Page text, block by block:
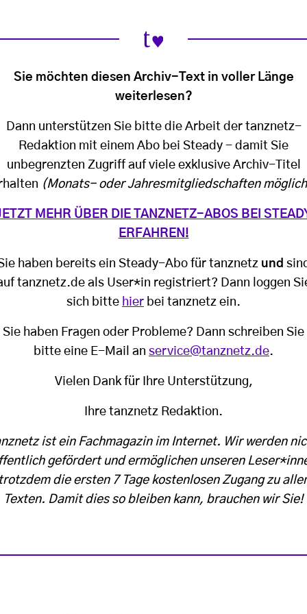
Sie möchten diesen Archiv-Text in voller Länge
weiterlesen?
Dann unterstützen Sie bitte die Arbeit der tanznetz-
Redaktion mit einem Abo bei Steady - damit Sie
unbegrenzten Zugriff auf viele exklusive Archiv-Titel
(Monats- oder Jahresmitgliedschaften
MEHR ÜBER DIE TANZNETZ-ABOS BEI
ERFAHREN!
haben bereits ein Steady-Abo für tanznetz und
tanznetz.de als User*in registriert? Dann loggen
sich bitte hier bei tanznetz ein.
Sie haben Fragen oder Probleme? Dann schreiben Sie
bitte eine E-Mail an service@tanznetz.de.
Vielen Dank für Ihre Unterstützung,
Ihre tanznetz Redaktion.
ist ein Fachmagazin im Internet. Wir werden
gefördert und ermöglichen unseren
die ersten 7 Tage kostenlosen Zugang zu
Texten. Damit dies so bleiben kann, brauchen wir Sie!